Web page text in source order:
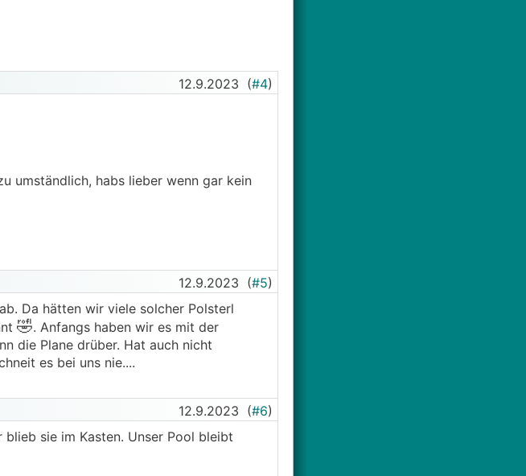
12.9.2023 (#4)
umständlich, habs lieber wenn gar kein
12.9.2023 (#5)
Da hätten wir viele solcher Polsterl
🤣. Anfangs haben wir es mit der
die Plane drüber. Hat auch nicht
es bei uns nie....
12.9.2023 (#6)
sie im Kasten. Unser Pool bleibt